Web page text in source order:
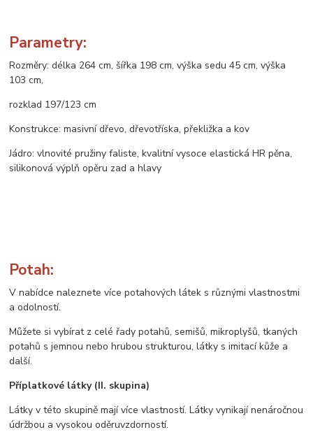
Parametry:
Rozměry: délka 264 cm, šířka 198 cm, výška sedu 45 cm, výška
103 cm,
rozklad 197/123 cm
Konstrukce: masivní dřevo, dřevotříska, překližka a kov
Jádro: vlnovité pružiny faliste, kvalitní vysoce elastická HR pěna,
silikonová výplň opěru zad a hlavy
Potah:
V nabídce naleznete více potahových látek s různými vlastnostmi
a odolností.
Můžete si vybírat z celé řady potahů, semišů, mikroplyšů, tkaných
potahů s jemnou nebo hrubou strukturou, látky s imitací kůže a
další.
Příplatkové látky (II. skupina)
Látky v této skupině mají více vlastností. Látky vynikají nenáročnou
údržbou a vysokou oděruvzdorností.